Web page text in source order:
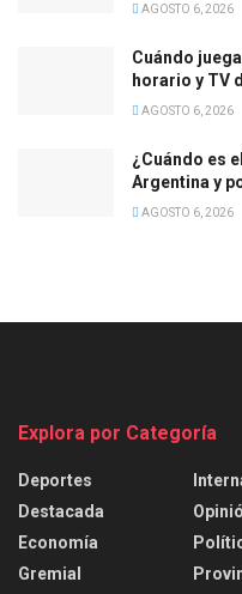
AGOSTO 6, 2026
Cuándo
horario y TV
AGOSTO 6, 2026
¿Cuándo es
Argentina y
AGOSTO 6, 2026
Explora por Categoría
Deportes
Destacada
Economía
Gremial